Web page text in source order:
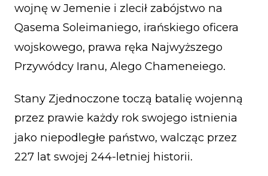
wojnę w Jemenie i zlecił zabójstwo na
Qasema Soleimaniego, irańskiego oficera
wojskowego, prawa ręka Najwyższego
Przywódcy Iranu, Alego Chameneiego.
Stany Zjednoczone toczą batalię wojenną
przez prawie każdy rok swojego istnienia
jako niepodległe państwo, walcząc przez
227 lat swojej 244-letniej historii.